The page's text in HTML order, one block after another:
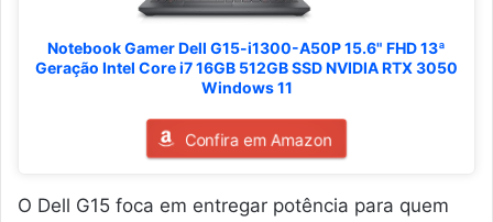
Notebook Gamer Dell G15-i1300-A50P 15.6" FHD 13ª
Geração Intel Core i7 16GB 512GB SSD NVIDIA RTX 3050
Windows 11
Confira em Amazon
O Dell G15 foca em entregar potência para quem